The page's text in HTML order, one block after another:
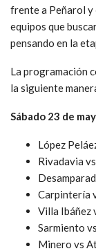
frente a Peñarol y
equipos que
pensando en la
La programación
la siguiente
Sábado 23 de
López
Rivadavia
Carpintería
Villa Ibáñez
Sarmiento
Minero vs